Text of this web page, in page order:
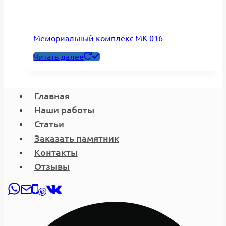
Мемориальный комплекс МК-016
Читать далее
Главная
Наши работы
Статьи
Заказать памятник
Контакты
Отзывы